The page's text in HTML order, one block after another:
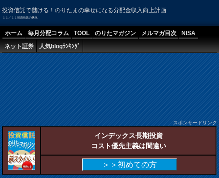
投資信託で儲ける！のりたまの幸せになる分配金収入向上計画
１１／１１投資信託の状況
ホーム 毎月分配コラム TOOL のりたマガジン メルマガ目次
NISA
ネット証券
人気blogﾗﾝｷﾝｸﾞ
スポンサードリンク
インデックス長期投資
コスト優先主義は間違い
＞＞初めての方